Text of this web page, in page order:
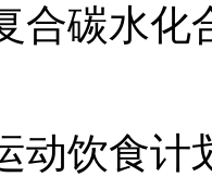
合碳水化
动饮食